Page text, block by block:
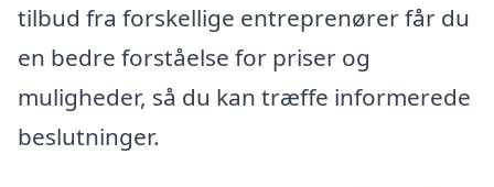
tilbud fra forskellige entreprenører får du
en bedre forståelse for priser og
muligheder, så du kan træffe informerede
beslutninger.